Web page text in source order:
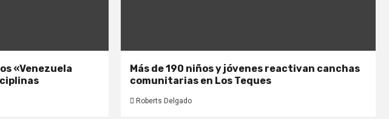
«Venezuela
Más de 190 niños y jóvenes reactivan canchas
comunitarias en Los Teques
Roberts Delgado